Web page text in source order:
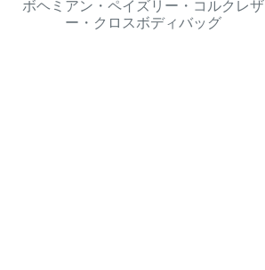
ボヘミアン・ペイズリー・コルクレザ
ー・クロスボディバッグ